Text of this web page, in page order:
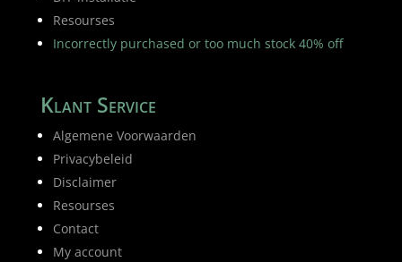
Resourses
Incorrectly purchased or too much stock 40% off
Klant Service
Algemene Voorwaarden
Privacybeleid
Disclaimer
Resourses
Contact
My account